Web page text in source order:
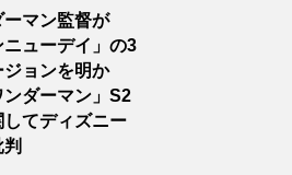
ーマン監督が
ニューデイ」の3
ジョンを明か
ンダーマン」S2
してディズニー